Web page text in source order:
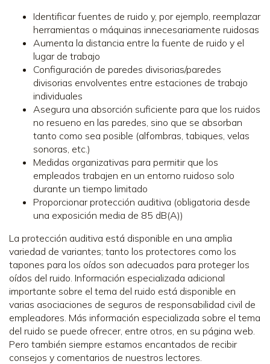
Identificar fuentes de ruido y, por ejemplo, reemplazar
herramientas o máquinas innecesariamente ruidosas
Aumenta la distancia entre la fuente de ruido y el
lugar de trabajo
Configuración de paredes divisorias/paredes
divisorias envolventes entre estaciones de trabajo
individuales
Asegura una absorción suficiente para que los ruidos
no resueno en las paredes, sino que se absorban
tanto como sea posible (alfombras, tabiques, velas
sonoras, etc.)
Medidas organizativas para permitir que los
empleados trabajen en un entorno ruidoso solo
durante un tiempo limitado
Proporcionar protección auditiva (obligatoria desde
una exposición media de 85 dB(A))
La protección auditiva está disponible en una amplia
variedad de variantes; tanto los protectores como los
tapones para los oídos son adecuados para proteger los
oídos del ruido. Información especializada adicional
importante sobre el tema del ruido está disponible en
varias asociaciones de seguros de responsabilidad civil de
empleadores. Más información especializada sobre el tema
del ruido se puede ofrecer, entre otros, en su página web.
Pero también siempre estamos encantados de recibir
consejos y comentarios de nuestros lectores.